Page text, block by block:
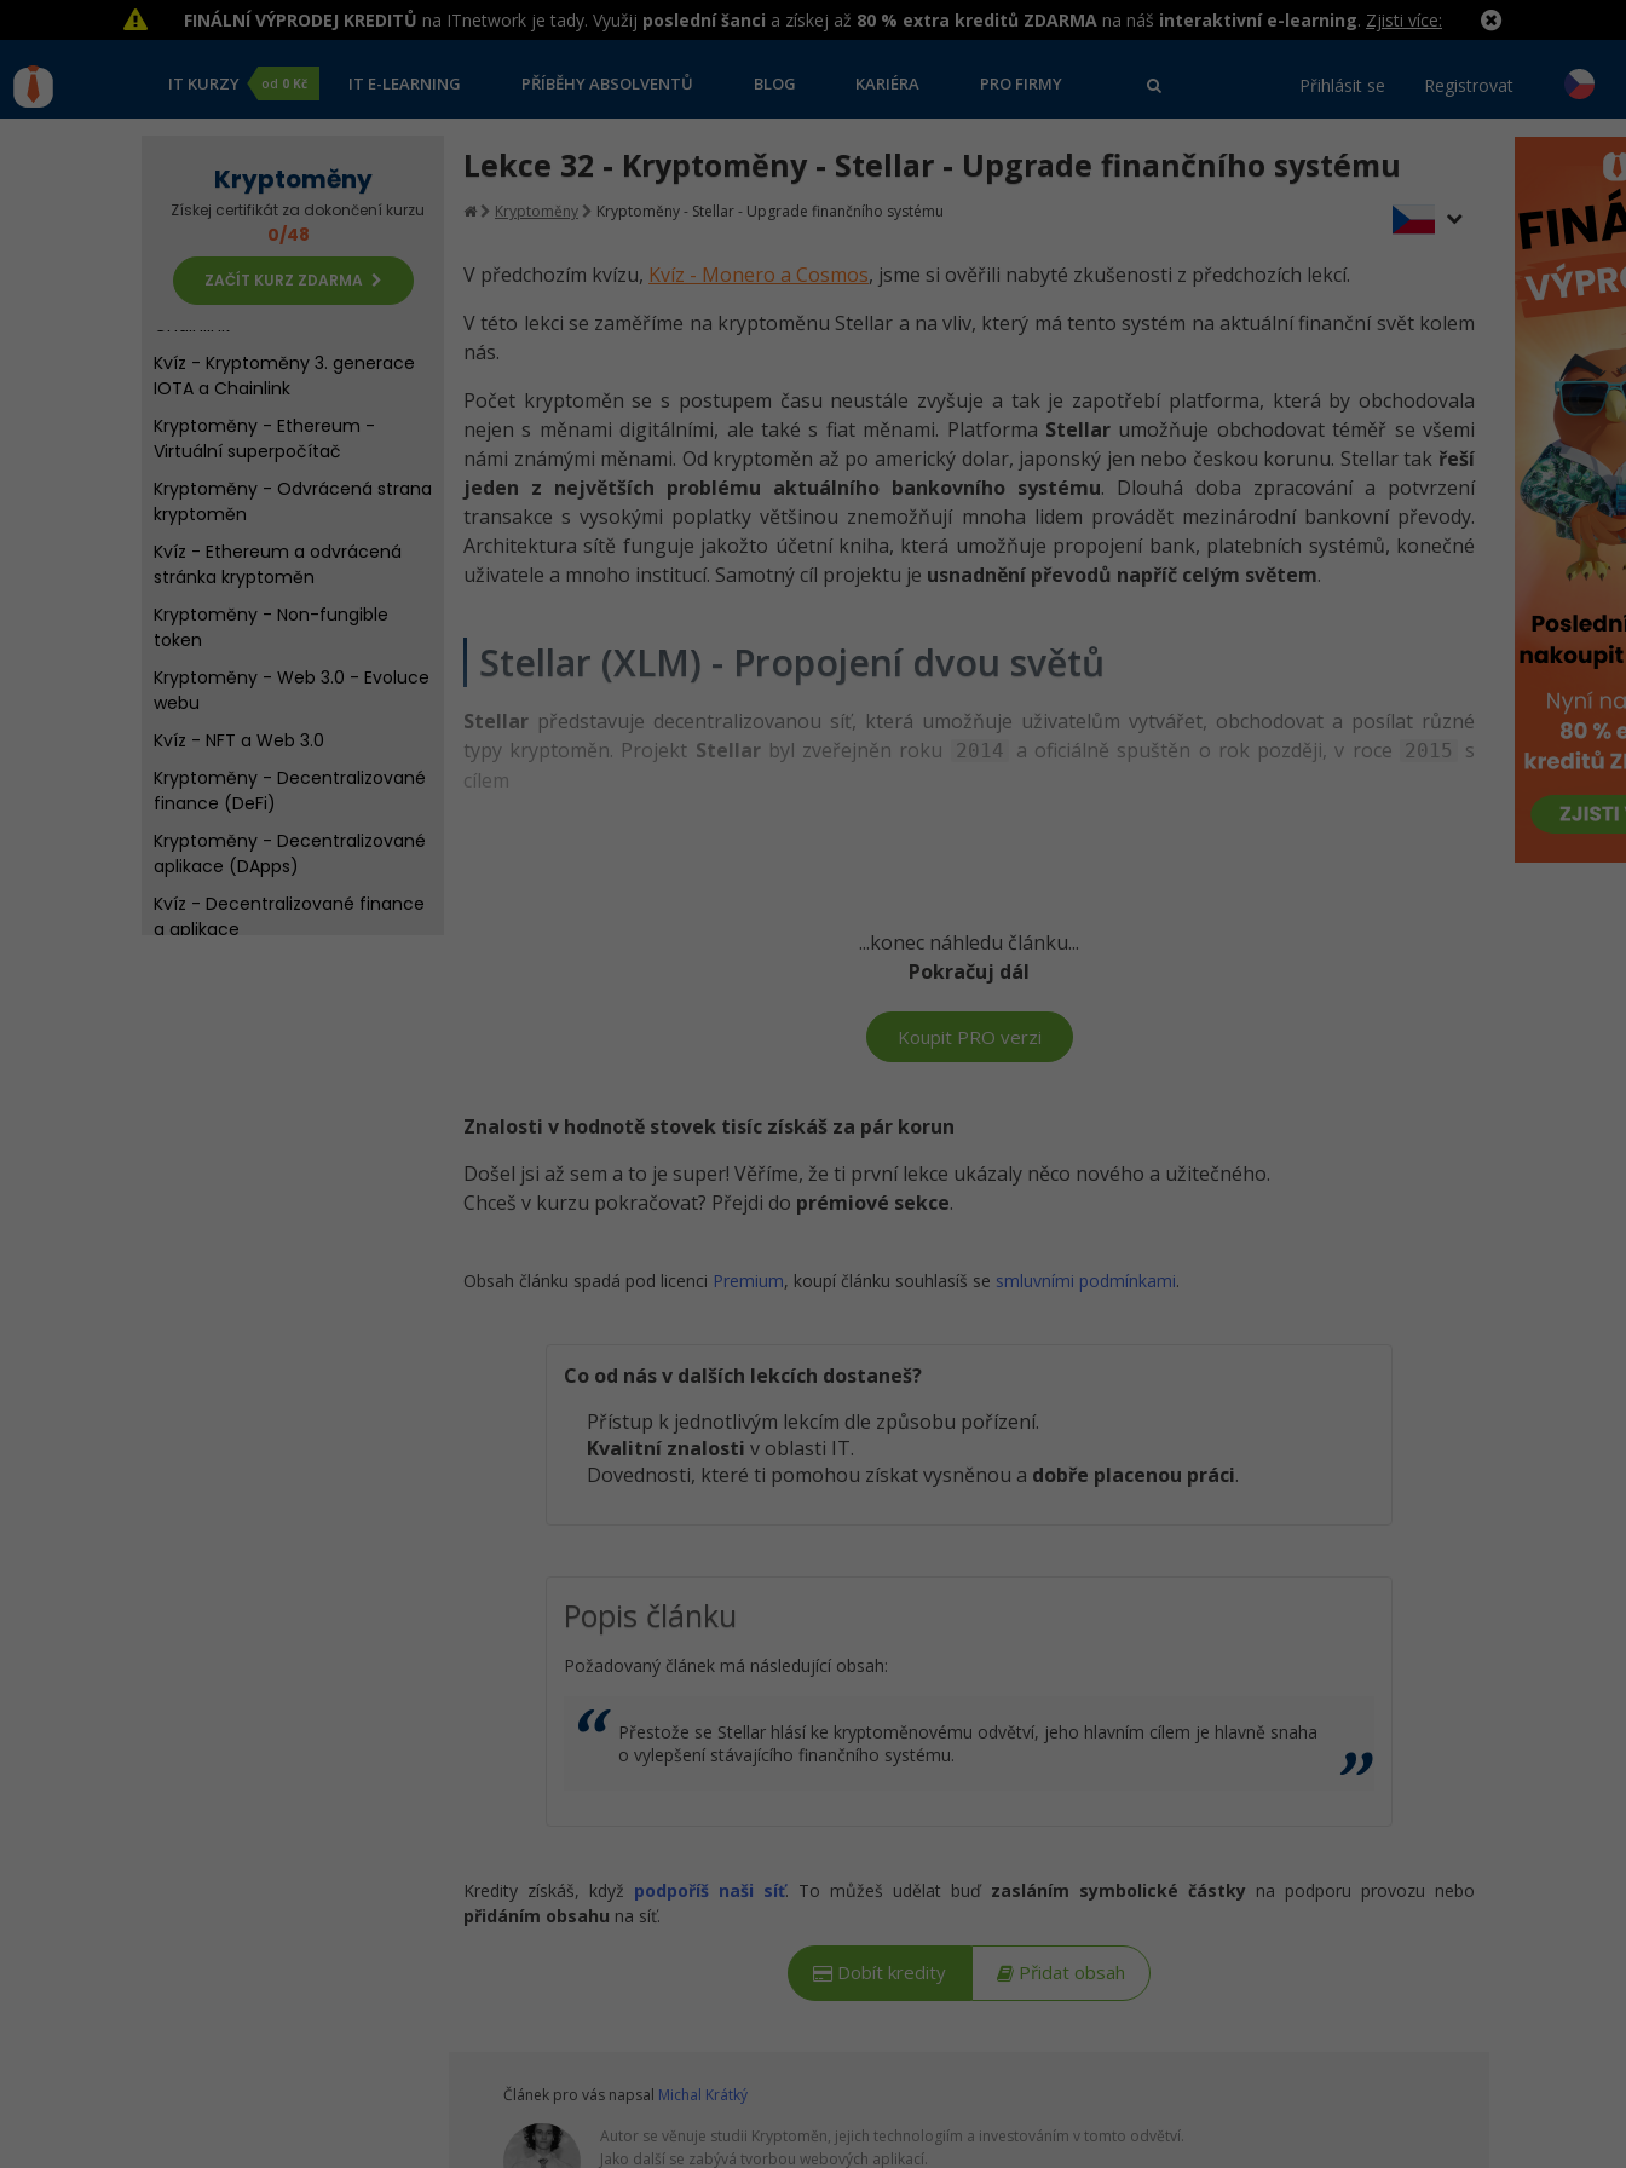
FINÁLNÍ VÝPRODEJ KREDITŮ na ITnetwork je tady. Využij poslední šanci a získej až 80 % extra kreditů ZDARMA na náš interaktivní e-learning. Zjisti více:
IT KURZY od 0 Kč IT E-LEARNING PŘÍBĚHY ABSOLVENTŮ BLOG KARIÉRA PRO FIRMY Přihlásit se Registrovat
Kryptoměny
Získej certifikát za dokončení kurzu
0/48
ZAČÍT KURZ ZDARMA
konsenzuální algoritmy
blockchainů
Kvíz - Generace blockchainů a
kryptoměna Cardano
Kryptoměny - 3. generace -
IOTA
Kryptoměny - 3. generace -
Chainlink
Kvíz - Kryptoměny 3. generace
IOTA a Chainlink
Kryptoměny - Ethereum -
Virtuální superpočítač
Kryptoměny - Odvrácená strana
kryptoměn
Kvíz - Ethereum a odvrácená
stránka kryptoměn
Kryptoměny - Non-fungible
token
Kryptoměny - Web 3.0 - Evoluce
webu
Kvíz - NFT a Web 3.0
Kryptoměny - Decentralizované
finance (DeFi)
Kryptoměny - Decentralizované
aplikace (DApps)
Kvíz - Decentralizované finance
a aplikace
Lekce 32 - Kryptoměny - Stellar - Upgrade finančního systému
Kryptoměny Kryptoměny - Stellar - Upgrade finančního systému
V předchozím kvízu, Kvíz - Monero a Cosmos, jsme si ověřili nabyté zkušenosti z předchozích lekcí.
V této lekci se zaměříme na kryptoměnu Stellar a na vliv, který má tento systém na aktuální finanční svět kolem
nás.
Počet kryptoměn se s postupem času neustále zvyšuje a tak je zapotřebí platforma, která by obchodovala
nejen s měnami digitálními, ale také s fiat měnami. Platforma Stellar umožňuje obchodovat téměř se všemi
námi známými měnami. Od kryptoměn až po americký dolar, japonský jen nebo českou korunu. Stellar tak řeší
jeden z největších problému aktuálního bankovního systému. Dlouhá doba zpracování a potvrzení
transakce s vysokými poplatky většinou znemožňují mnoha lidem provádět mezinárodní bankovní převody.
Architektura sítě funguje jakožto účetní kniha, která umožňuje propojení bank, platebních systémů, konečné
uživatele a mnoho institucí. Samotný cíl projektu je usnadnění převodů napříč celým světem.
Stellar (XLM) - Propojení dvou světů
Stellar představuje decentralizovanou síť, která umožňuje uživatelům vytvářet, obchodovat a posílat různé
typy kryptoměn. Projekt Stellarbyl zveřejněn roku 2014 a oficiálně spuštěn o rok později, v roce 2015
s
cílem
...konec náhledu článku...
Pokračuj dál
Koupit PRO verzi
Znalosti v hodnotě stovek tisíc získáš za pár korun
Došel jsi až sem a to je super! Věříme, že ti první lekce ukázaly něco nového a užitečného.
Chceš v kurzu pokračovat? Přejdi do prémiové sekce.
Obsah článku spadá pod licenci Premium, koupí článku souhlasíš se smluvními podmínkami.
Co od nás v dalších lekcích dostaneš?
Přístup k jednotlivým lekcím dle způsobu pořízení.
Kvalitní znalosti v oblasti IT.
Dovednosti, které ti pomohou získat vysněnou a dobře placenou práci.
Popis článku
Požadovaný článek má následující obsah:
Přestože se Stellar hlásí ke kryptoměnovému odvětví, jeho hlavním cílem je hlavně snaha
o vylepšení stávajícího finančního systému.
Kredity získáš, když podpoříš naši síť. To můžeš udělat buď zasláním symbolické částky na podporu provozu nebo
přidáním obsahu na síť.
Dobít kredity Přidat obsah
Článek pro vás napsal Michal Krátký
Autor se věnuje studii Kryptoměn, jejich technologiím a investováním v tomto odvětví.
Jako další se zabývá tvorbou webových aplikací.